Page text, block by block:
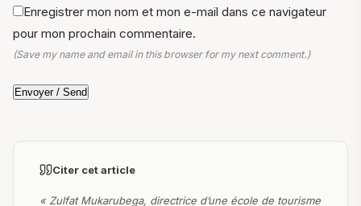
Enregistrer mon nom et mon e-mail dans ce navigateur
pour mon prochain commentaire.
(Save my name and email in this browser for my next comment.)
Citer cet article
« Zulfat Mukarubega, directrice d’une école de tourisme